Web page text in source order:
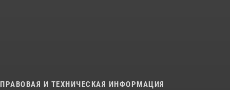
ПРАВОВАЯ И ТЕХНИЧЕСКАЯ ИНФОРМАЦИЯ